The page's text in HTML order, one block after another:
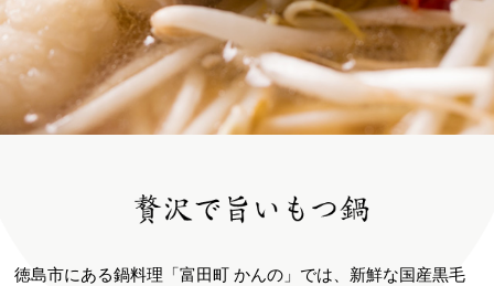
徳島市にある鍋料理「富田町 かんの」では、新鮮な国産黒毛